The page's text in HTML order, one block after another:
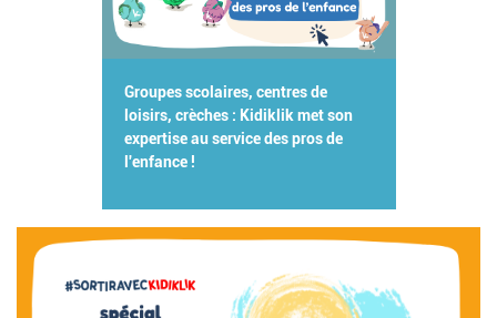
Groupes scolaires, centres de
loisirs, crèches : Kidiklik met son
expertise au service des pros de
l'enfance !